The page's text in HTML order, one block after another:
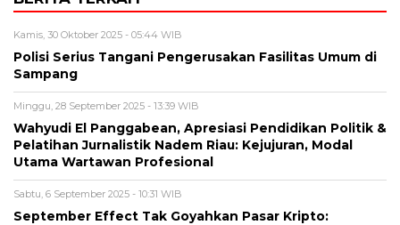
Kamis, 30 Oktober 2025 - 05:44 WIB
Polisi Serius Tangani Pengerusakan Fasilitas Umum di
Sampang
Minggu, 28 September 2025 - 13:39 WIB
Wahyudi El Panggabean, Apresiasi Pendidikan Politik &
Pelatihan Jurnalistik Nadem Riau: Kejujuran, Modal
Utama Wartawan Profesional
Sabtu, 6 September 2025 - 10:31 WIB
September Effect Tak Goyahkan Pasar Kripto: